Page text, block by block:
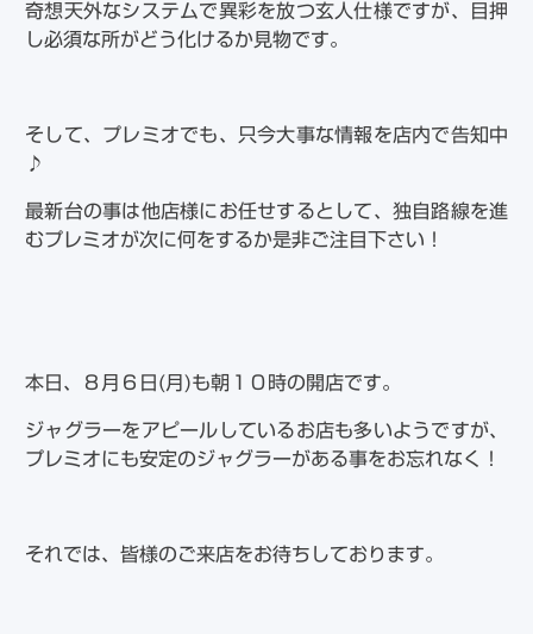
奇想天外なシステムで異彩を放つ玄人仕様ですが、目押
し必須な所がどう化けるか見物です。
そして、プレミオでも、只今大事な情報を店内で告知中
♪
最新台の事は他店様にお任せするとして、独自路線を進
むプレミオが次に何をするか是非ご注目下さい！
本日、８月６日(月)も朝１０時の開店です。
ジャグラーをアピールしているお店も多いようですが、
プレミオにも安定のジャグラーがある事をお忘れなく！
それでは、皆様のご来店をお待ちしております。